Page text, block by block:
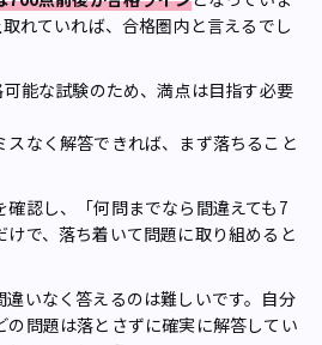
れていれば、合格圏内と言えるでし
能な試験のため、満点は目指す必要
なく解答できれば、まず落ちること
認し、「何問までなら間違えても7
で、落ち着いて問題に取り組めると
いなく答えるのは難しいです。自分
の問題は落とさずに確実に解答してい